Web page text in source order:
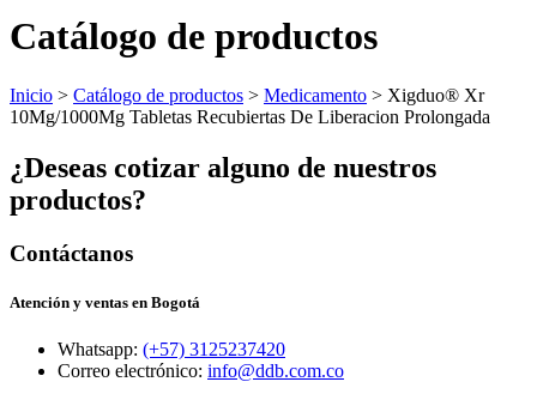
Catálogo de productos
Inicio > Catálogo de productos > Medicamento > Xigduo® Xr
10Mg/1000Mg Tabletas Recubiertas De Liberacion Prolongada
¿Deseas cotizar alguno de nuestros
productos?
Contáctanos
Atención y ventas en Bogotá
Whatsapp: (+57) 3125237420
Correo electrónico: info@ddb.com.co